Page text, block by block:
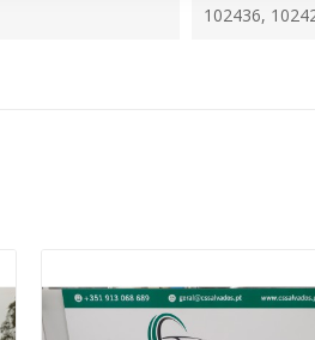
102436,